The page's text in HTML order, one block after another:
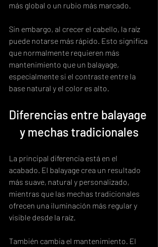
más global o un rubio más marcado.
Sin embargo, al crecer el cabello, la raíz
puede notarse más rápido. Esto significa
que normalmente requieren más
mantenimiento que un balayage,
especialmente si el contraste entre la
base natural y el color es alto.
Diferencias entre balayage
y mechas tradicionales
La principal diferencia está en el
acabado. El balayage crea un resultado
más suave, natural y personalizado,
mientras que las mechas tradicionales
ofrecen una iluminación más regular y
visible desde la raíz.
También cambia el mantenimiento. El